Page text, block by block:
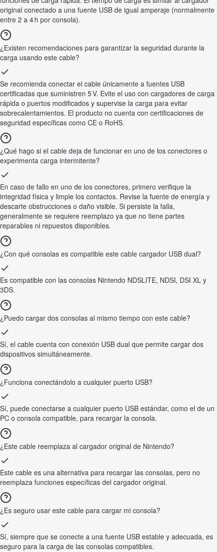
original conectado a una fuente USB de igual amperaje (normalmente
entre 2 a 4 h por consola).
¿Existen recomendaciones para garantizar la seguridad durante la
carga usando este cable?
Se recomienda conectar el cable únicamente a fuentes USB
certificadas que suministren 5 V. Evite el uso con cargadores de carga
rápida o puertos modificados y supervise la carga para evitar
sobrecalentamientos. El producto no cuenta con certificaciones de
seguridad específicas como CE o RoHS.
¿Qué hago si el cable deja de funcionar en uno de los conectores o
experimenta carga intermitente?
En caso de fallo en uno de los conectores, primero verifique la
integridad física y limpie los contactos. Revise la fuente de energía y
descarte obstrucciones o daño visible. Si persiste la falla,
generalmente se requiere reemplazo ya que no tiene partes
reparables ni repuestos disponibles.
¿Con qué consolas es compatible este cable cargador USB dual?
Es compatible con las consolas Nintendo NDSLITE, NDSI, DSI XL y
3DS.
¿Puedo cargar dos consolas al mismo tiempo con este cable?
Sí, el cable cuenta con conexión USB dual que permite cargar dos
dispositivos simultáneamente.
¿Funciona conectándolo a cualquier puerto USB?
Sí, puede conectarse a cualquier puerto USB estándar, como el de un
PC o consola compatible, para recargar la consola.
¿Este cable reemplaza al cargador original de Nintendo?
Este cable es una alternativa para recargar las consolas, pero no
reemplaza funciones específicas del cargador original.
¿Es seguro usar este cable para cargar mi consola?
Sí, siempre que se conecte a una fuente USB estable y adecuada, es
seguro para la carga de las consolas compatibles.